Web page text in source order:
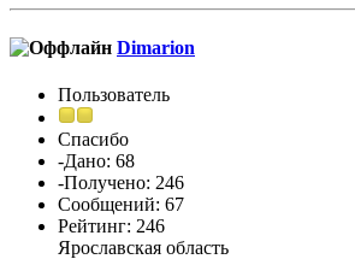
Dimarion
Пользователь
Спасибо
-Дано: 68
-Получено: 246
Сообщений: 67
Рейтинг: 246
Ярославская область